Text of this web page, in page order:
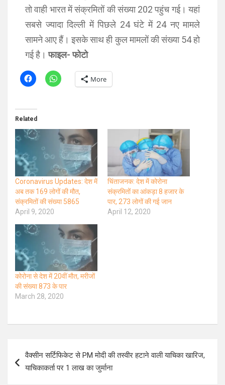
तो वाही भारत में संक्रमितों की संख्या 202 पहुंच गई। यहां
सबसे ज्यादा दिल्ली में पिछले 24 घंटे में 24 नए मामले
सामने आए हैं। इसके साथ ही कुल मामलों की संख्या 54 हो
गई है।फाइल- फोटो
More
Related
Coronavirus Updates: देश में
अब तक 169 लोगों की मौत,
संक्रमितों की संख्या 5865
April 9, 2020
चिंताजनक: देश में कोरोना
संक्रमितों का आंकड़ा 8 हजार के
पार, 273 लोगों की गई जान
April 12, 2020
कोरोना से देश में 20वीं मौत, मरीजों
की संख्या 873 के पार
March 28, 2020
navigation
वैक्सीन सर्टिफिकेट से PM मोदी की तस्वीर हटाने वाली याचिका खारिज,
याचिकाकर्ता पर 1 लाख का जुर्माना